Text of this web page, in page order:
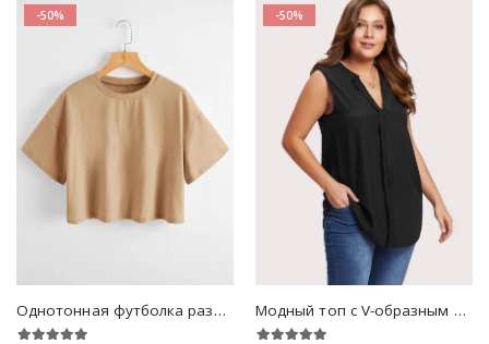
-50%
Однотонная футболка размера плюс
-50%
Модный топ с V-образным вырезом